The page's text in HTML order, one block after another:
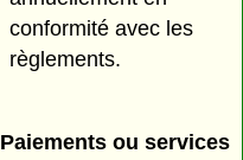
conformité avec les
règlements.
Paiements ou services